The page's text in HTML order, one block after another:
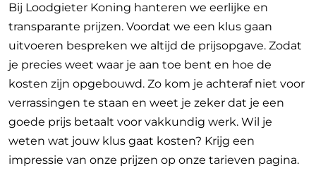
Bij Loodgieter Koning hanteren we eerlijke en
transparante prijzen. Voordat we een klus gaan
uitvoeren bespreken we altijd de prijsopgave. Zodat
je precies weet waar je aan toe bent en hoe de
kosten zijn opgebouwd. Zo kom je achteraf niet voor
verrassingen te staan en weet je zeker dat je een
goede prijs betaalt voor vakkundig werk. Wil je
weten wat jouw klus gaat kosten? Krijg een
impressie van onze prijzen op onze tarieven pagina.